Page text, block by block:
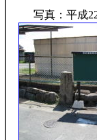
写真：平成